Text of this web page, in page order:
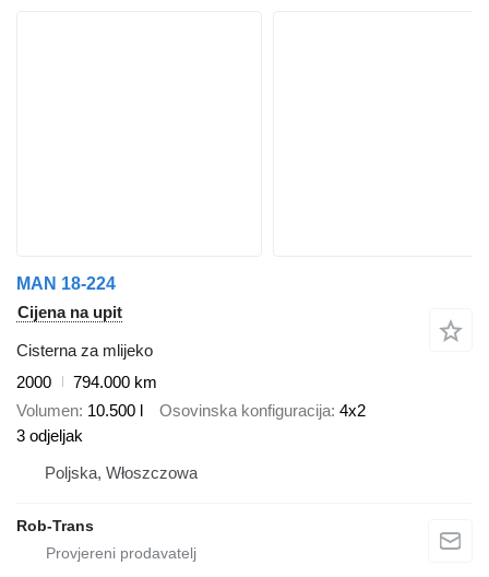
MAN 18-224
Cijena na upit
Cisterna za mlijeko
2000
794.000 km
Volumen 10.500 l Osovinska konfiguracija 4x2
3 odjeljak
Poljska, Włoszczowa
Rob-Trans